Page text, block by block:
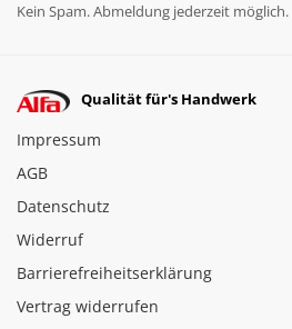
Kein Spam. Abmeldung jederzeit möglich.
Qualität für's Handwerk
Impressum
AGB
Datenschutz
Widerruf
Barrierefreiheitserklärung
Vertrag widerrufen